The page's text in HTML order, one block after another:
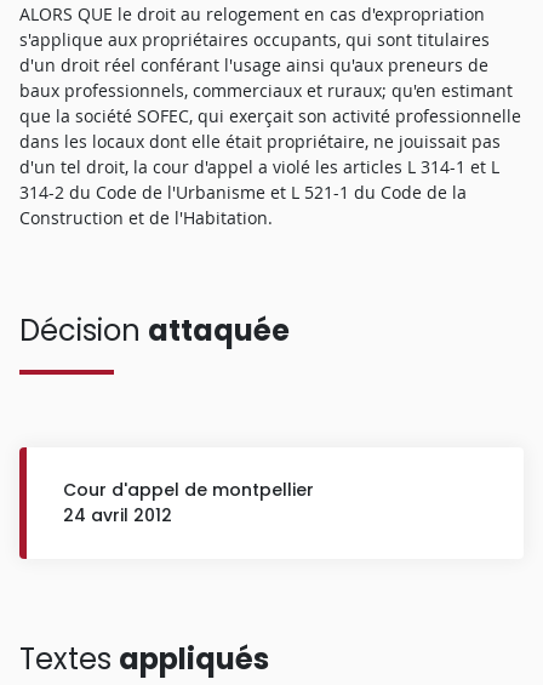
ALORS QUE le droit au relogement en cas d'expropriation
s'applique aux propriétaires occupants, qui sont titulaires
d'un droit réel conférant l'usage ainsi qu'aux preneurs de
baux professionnels, commerciaux et ruraux; qu'en estimant
que la société SOFEC, qui exerçait son activité professionnelle
dans les locaux dont elle était propriétaire, ne jouissait pas
d'un tel droit, la cour d'appel a violé les articles L 314-1 et L
314-2 du Code de l'Urbanisme et L 521-1 du Code de la
Construction et de l'Habitation.
Décision attaquée
Cour d'appel de montpellier
24 avril 2012
Textes appliqués